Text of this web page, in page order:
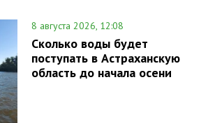
8 августа 2026, 12:08
Сколько воды будет
поступать в Астраханскую
область до начала осени